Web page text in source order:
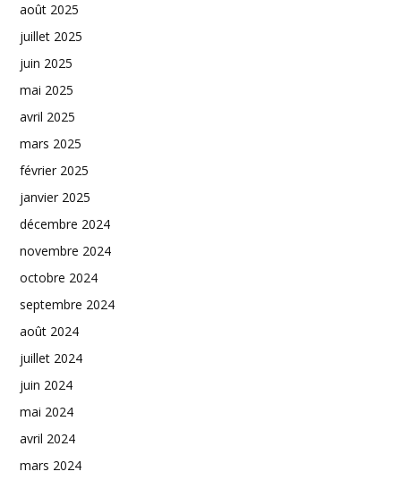
août 2025
juillet 2025
juin 2025
mai 2025
avril 2025
mars 2025
février 2025
janvier 2025
décembre 2024
novembre 2024
octobre 2024
septembre 2024
août 2024
juillet 2024
juin 2024
mai 2024
avril 2024
mars 2024